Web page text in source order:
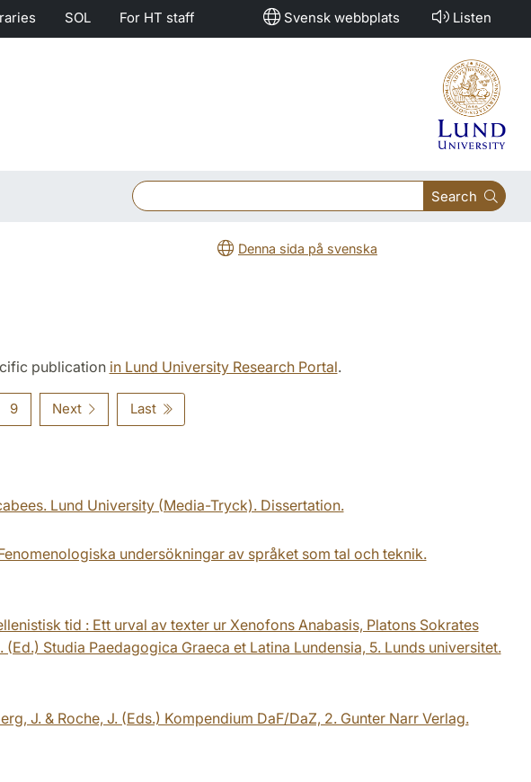
SOL For HT staff Svensk webbplats Listen
Search
Denna sida på svenska
publication in Lund University Research Portal.
9 Next Last
Lund University (Media-Tryck). Dissertation.
undersökningar av språket som tal och teknik.
tid : Ett urval av texter ur Xenofons Anabasis, Platons Sokrates
Studia Paedagogica Graeca et Latina Lundensia, 5. Lunds universitet.
J. & Roche, J. (Eds.) Kompendium DaF/DaZ, 2. Gunter Narr Verlag.